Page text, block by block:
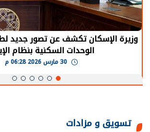
وزيرة الإسكان تكشف عن تصور جديد
الوحدات السكنية بنظام
تسويق و مزادات